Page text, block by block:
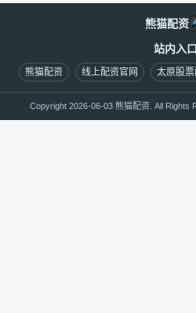
熊猫配资
站内入口
熊猫配资 线上配资官网 太原股票
Copyright 2026-06-03 熊猫配资. All Rights